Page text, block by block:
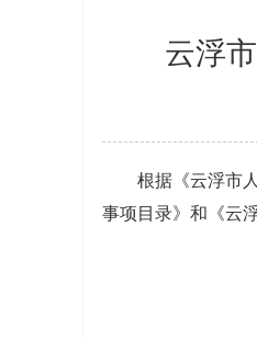
云浮
根据《云浮市人
事项目录》和《云